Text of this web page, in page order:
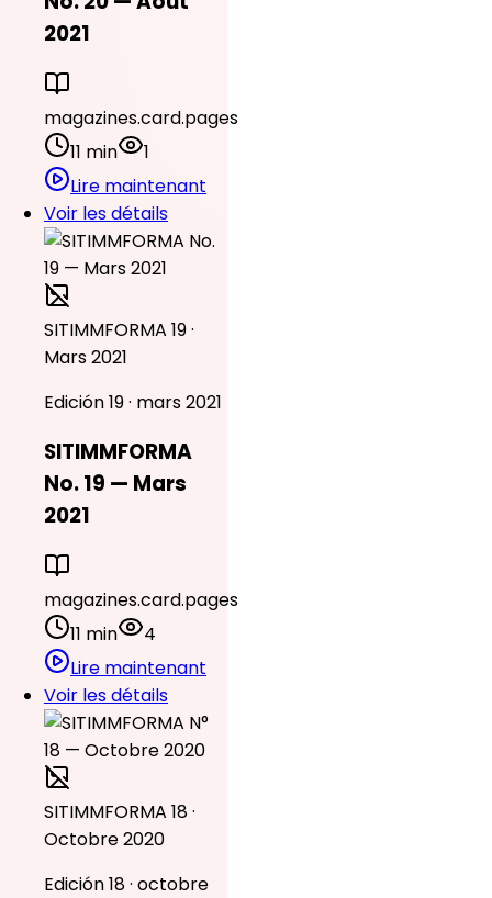
2021
magazines.card.pages
11 min
1
Lire maintenant
Voir les détails
SITIMMFORMA 19 ·
Mars 2021
Edición 19 · mars 2021
SITIMMFORMA
No. 19 — Mars
2021
magazines.card.pages
11 min
4
Lire maintenant
Voir les détails
SITIMMFORMA 18 ·
Octobre 2020
Edición 18 · octobre